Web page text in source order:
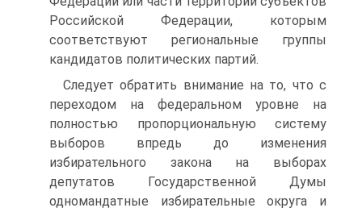
Российской Федерации, которым
соответствуют региональные группы
кандидатов политических партий.
Следует обратить внимание на то, что с
переходом на федеральном уровне на
полностью пропорциональную систему
выборов впредь до изменения
избирательного закона на выборах
депутатов Государственной Думы
одномандатные избирательные округа и